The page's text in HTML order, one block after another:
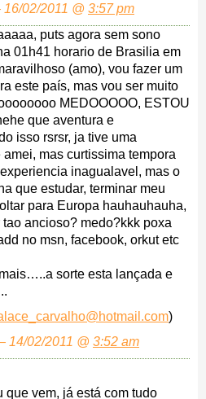
02/2011 @ 3:57 pm
puts agora sem sono
01h41 horario de Brasilia em
(amo), vou fazer um
este país, mas vou ser muito
MEDOOOOO, ESTOU
que aventura e
isso rsrsr, ja tive uma
mas curtissima tempora
inagualavel, mas o
que estudar, terminar meu
para Europa hauhauhauha,
ancioso? medo?kkk poxa
no msn, facebook, orkut etc
sorte esta lançada e
)
14/02/2011 @ 3:52 am
que vem, já está com tudo